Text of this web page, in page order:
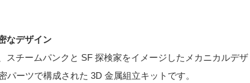
なデザイン
スチームパンクと SF 探検家をイメージしたメカニカルデザ
パーツで構成された 3D 金属組立キットです。